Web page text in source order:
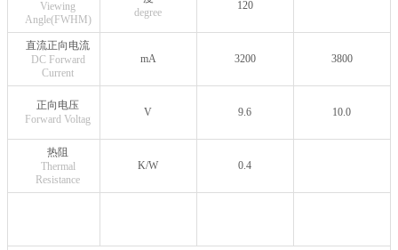
Viewing
Angle(FWHM)
degree
120
直流正向电流
DC Forward
Current
mA 3200 3800
正向电压
Forward Voltag
V 9.6 10.0
热阻
Thermal
Resistance
K/W 0.4